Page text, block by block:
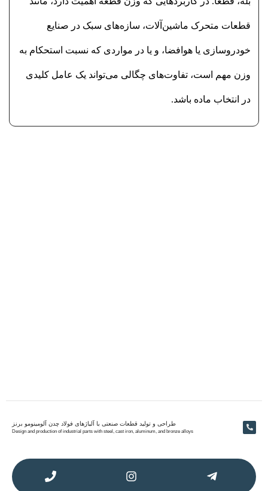
قطعات متحرک ماشین‌آلات، سازه‌های سبک در صنایع
خودروسازی یا هوافضا، و یا در مواردی که نسبت استحکام به
وزن مهم است، تفاوت‌های چگالی می‌تواند یک عامل کلیدی
در انتخاب ماده باشد.
طراحی و تولید قطعات صنعتی با آلیاژهای فولاد چدن آلومینومو برنز
Design and production of industrial parts with steel, cast iron, aluminum, and bronze alloys